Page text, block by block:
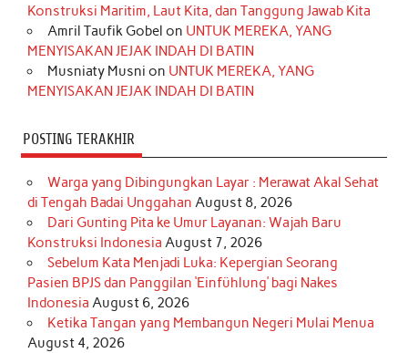
k
a
m
s
t
n
Konstruksi Maritim, Laut Kita, dan Tanggung Jawab Kita
Amril Taufik Gobel on UNTUK MEREKA, YANG
MENYISAKAN JEJAK INDAH DI BATIN
Musniaty Musni on UNTUK MEREKA, YANG
MENYISAKAN JEJAK INDAH DI BATIN
POSTING TERAKHIR
Warga yang Dibingungkan Layar : Merawat Akal Sehat
di Tengah Badai Unggahan August 8, 2026
Dari Gunting Pita ke Umur Layanan: Wajah Baru
Konstruksi Indonesia August 7, 2026
Sebelum Kata Menjadi Luka: Kepergian Seorang
Pasien BPJS dan Panggilan ‘Einfühlung’ bagi Nakes
Indonesia August 6, 2026
Ketika Tangan yang Membangun Negeri Mulai Menua
August 4, 2026